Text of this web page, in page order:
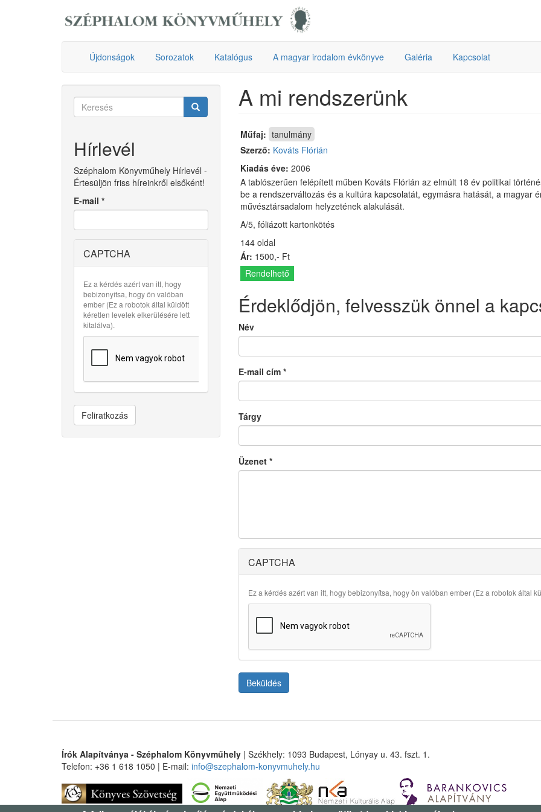
Újdonságok Sorozatok Katalógus A magyar irodalom évkönyve Galéria Kapcsolat
Keresés
Hírlevél
Széphalom Könyvműhely Hírlevél -
Értesüljön friss híreinkről elsőként!
E-mail *
CAPTCHA
Ez a kérdés azért van itt, hogy
bebizonyítsa, hogy ön valóban
ember (Ez a robotok által küldött
kéretlen levelek elkerülésére lett
kitalálva).
Feliratkozás
A mi rendszerünk
Műfaj: tanulmány
Szerző: Kováts Flórián
Kiadás éve: 2006
A tablószerűen felépített műben Kováts Flórián az elmúlt 18 év politikai
be a rendszerváltozás és a kultúra kapcsolatát, egymásra hatását, a magyar
művésztársadalom helyzetének alakulását.
A/5, fóliázott kartonkötés
144 oldal
Ár: 1500,- Ft
Rendelhető
Érdeklődjön, felvesszük önnel a
Név
E-mail cím *
Tárgy
Üzenet *
CAPTCHA
Ez a kérdés azért van itt, hogy bebizonyítsa, hogy ön valóban ember (Ez a robotok által
Beküldés
Írók Alapítványa - Széphalom Könyvműhely | Székhely: 1093 Budapest, Lónyay u. 43. fszt. 1.
Telefon: +36 1 618 1050 | E-mail: info@szephalom-konyvmuhely.hu